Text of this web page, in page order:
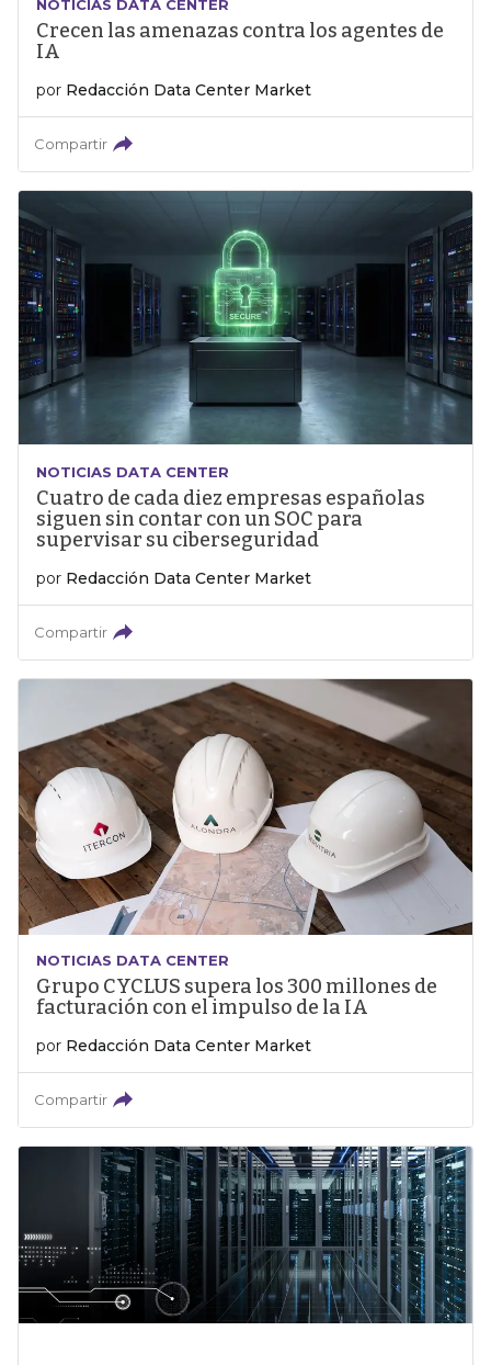
NOTICIAS DATA CENTER
Crecen las amenazas contra los agentes de
IA
por Redacción Data Center Market
Compartir
NOTICIAS DATA CENTER
Cuatro de cada diez empresas españolas
siguen sin contar con un SOC para
supervisar su ciberseguridad
por Redacción Data Center Market
Compartir
NOTICIAS DATA CENTER
Grupo CYCLUS supera los 300 millones de
facturación con el impulso de la IA
por Redacción Data Center Market
Compartir